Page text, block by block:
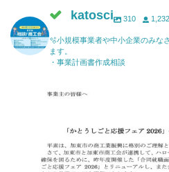
katosci 310 1,232
🫧小規模事業者や中小企業のみな
ます。
・事業計画書作成相談